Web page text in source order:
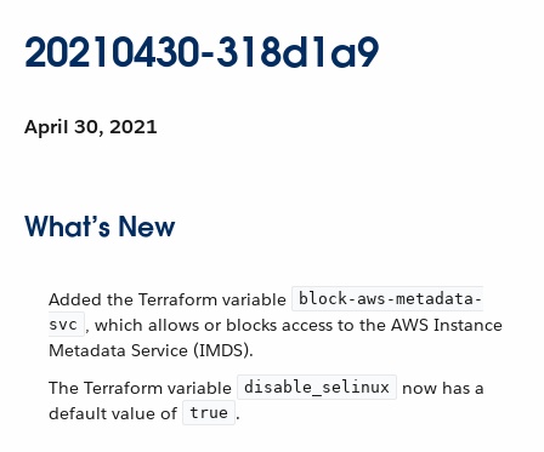
20210430-318d1a9
April 30, 2021
What’s New
Added the Terraform variable
block-aws-metadata-
svc , which allows or blocks access to the AWS Instance
Metadata Service (IMDS).
The Terraform variable
disable_selinux
now has a
default value of
true .